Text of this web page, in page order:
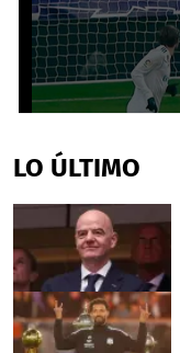
of
36
LO ÚLTIMO